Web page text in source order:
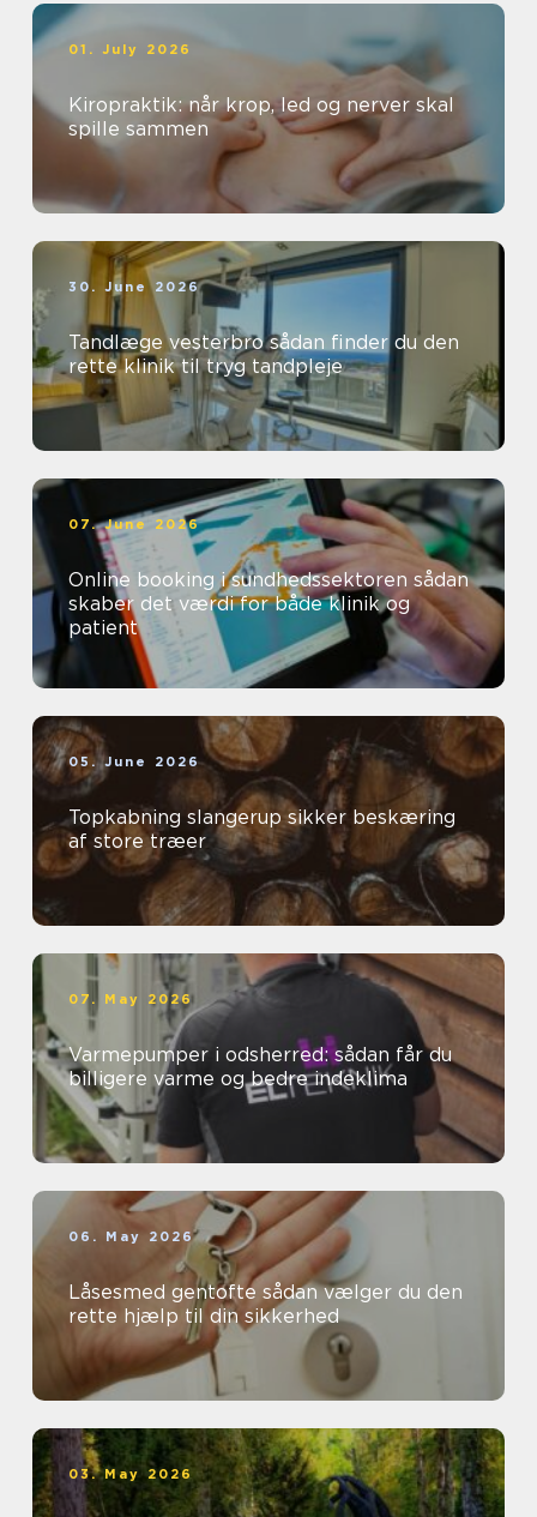
01. July 2026
Kiropraktik: når krop, led og nerver skal
spille sammen
30. June 2026
Tandlæge vesterbro sådan finder du den
rette klinik til tryg tandpleje
07. June 2026
Online booking i sundhedssektoren sådan
skaber det værdi for både klinik og
patient
05. June 2026
Topkabning slangerup sikker beskæring
af store træer
07. May 2026
Varmepumper i odsherred: sådan får du
billigere varme og bedre indeklima
06. May 2026
Låsesmed gentofte sådan vælger du den
rette hjælp til din sikkerhed
03. May 2026